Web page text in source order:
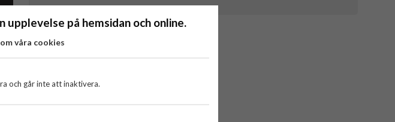
på hemsidan och online.
våra cookies
och går inte att inaktivera.